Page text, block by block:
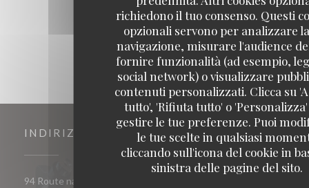
richiedono il tuo consenso. Questi
opzionali servono per analizzare
navigazione, misurare l'audience
fornire funzionalità (ad esempio,
social network) o visualizzare
contenuti personalizzati. Clicca su
tutto', 'Rifiuta tutto' o
gestire le tue preferenze. Puoi
le tue scelte in qualsiasi
cliccando sull'icona del cookie in
sinistra delle pagine del sito.
INDIRIZZO
94 Route nationale 62290 Nœux-les-Mines